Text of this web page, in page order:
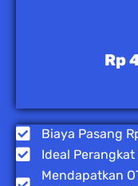
Rp
Biaya Pasang
Ideal
Mendapatkan